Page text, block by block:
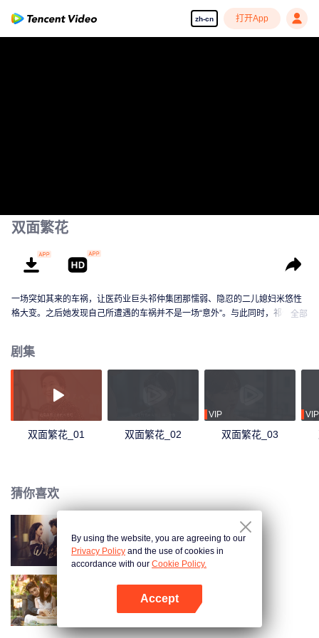
zh-cn 打开App
双面繁花
一场突如其来的车祸，让医药业巨头祁仲集团那懦弱、隐忍的二儿媳妇米悠性
格大变。之后她发现自己所遭遇的车祸并不是一场“意外”。与此同时，祁仲集团
全部
剧集
双面繁花_01 双面繁花_02
VIP
双面繁花_03
VIP
猜你喜欢
妻子的反攻
以爱为契
By using the website, you are agreeing to our
Privacy Policy and the use of cookies in
accordance with our Cookie Policy.
Accept